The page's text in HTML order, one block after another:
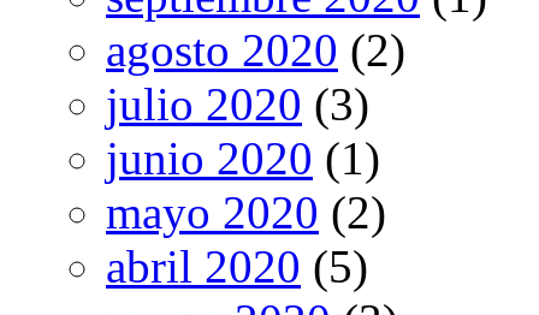
agosto 2020 (2)
julio 2020 (3)
junio 2020 (1)
mayo 2020 (2)
abril 2020 (5)